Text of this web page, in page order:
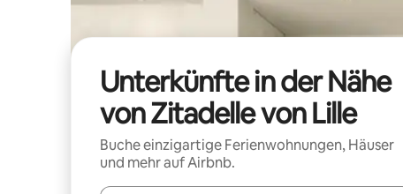
Unterkünfte in der Nähe
von Zitadelle von Lille
Buche einzigartige Ferienwohnungen, Häuser
und mehr auf Airbnb.